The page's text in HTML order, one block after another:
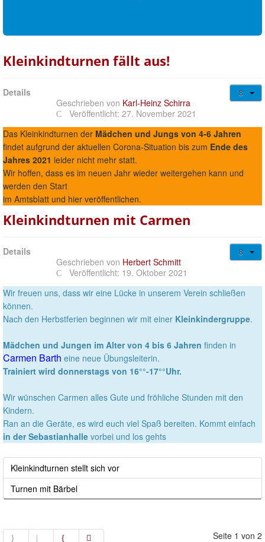
Kleinkindturnen fällt aus!
Details
Geschrieben von Karl-Heinz Schirra
Veröffentlicht: 27. November 2021
Das Kleinkindturnen der Mädchen und Jungs von 4-6 Jahren
findet aufgrund der aktuellen Corona-Situation bis zum Ende des
Jahres 2021 leider nicht mehr statt.
Wir hoffen, dass es im neuen Jahr wieder weitergehen kann und
werden den Start
im Amtsblatt und hier veröffentlichen.
Kleinkindturnen mit Carmen
Details
Geschrieben von Herbert Schmitt
Veröffentlicht: 19. Oktober 2021
Wir freuen uns, dass wir eine Lücke in unserem Verein schließen
können.
Nach den Herbstferien beginnen wir mit einer Kleinkindergruppe.
Mädchen und Jungen im Alter von 4 bis 6 Jahren finden in
Carmen Barth eine neue Übungsleiterin.
Trainiert wird donnerstags von 16°°-17°°Uhr.
Wir wünschen Carmen alles Gute und fröhliche Stunden mit den
Kindern.
Ran an die Geräte, es wird euch viel Spaß bereiten. Kommt einfach
in der Sebastianhalle vorbei und los gehts
Kleinkindturnen stellt sich vor
Turnen mit Bärbel
Seite 1 von 2